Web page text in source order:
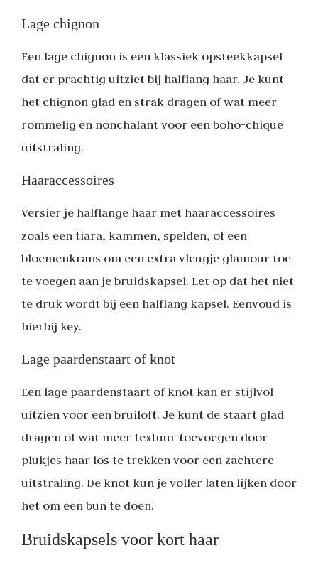
Lage chignon
Een lage chignon is een klassiek opsteekkapsel
dat er prachtig uitziet bij halflang haar. Je kunt
het chignon glad en strak dragen of wat meer
rommelig en nonchalant voor een boho-chique
uitstraling.
Haaraccessoires
Versier je halflange haar met haaraccessoires
zoals een tiara, kammen, spelden, of een
bloemenkrans om een extra vleugje glamour toe
te voegen aan je bruidskapsel. Let op dat het niet
te druk wordt bij een halflang kapsel. Eenvoud is
hierbij key.
Lage paardenstaart of knot
Een lage paardenstaart of knot kan er stijlvol
uitzien voor een bruiloft. Je kunt de staart glad
dragen of wat meer textuur toevoegen door
plukjes haar los te trekken voor een zachtere
uitstraling. De knot kun je voller laten lijken door
het om een bun te doen.
Bruidskapsels voor kort haar